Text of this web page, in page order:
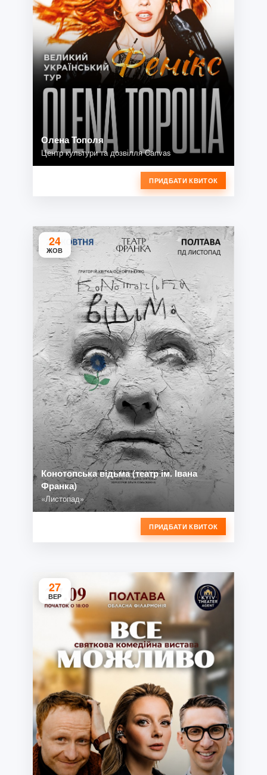
Олена Тополя
Центр культури та дозвілля Canvas
ПРИДБАТИ КВИТОК
24
ЖОВ
Конотопська відьма (театр ім. Івана
Франка)
«Листопад»
ПРИДБАТИ КВИТОК
27
ВЕР